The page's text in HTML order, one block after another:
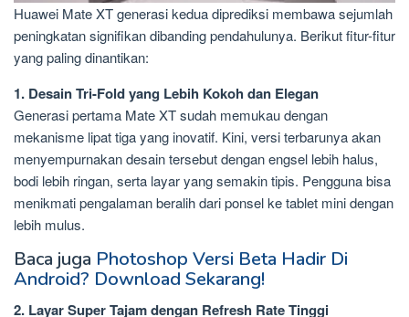
Huawei Mate XT generasi kedua diprediksi membawa sejumlah
peningkatan signifikan dibanding pendahulunya. Berikut fitur-fitur
yang paling dinantikan:
1. Desain Tri-Fold yang Lebih Kokoh dan Elegan
Generasi pertama Mate XT sudah memukau dengan
mekanisme lipat tiga yang inovatif. Kini, versi terbarunya akan
menyempurnakan desain tersebut dengan engsel lebih halus,
bodi lebih ringan, serta layar yang semakin tipis. Pengguna bisa
menikmati pengalaman beralih dari ponsel ke tablet mini dengan
lebih mulus.
Baca juga Photoshop Versi Beta Hadir Di
Android? Download Sekarang!
2. Layar Super Tajam dengan Refresh Rate Tinggi